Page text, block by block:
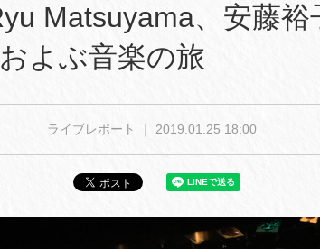
Matsuyama、安藤
よぶ音楽の旅
ライブレポート ｜ 2019.01.25 18:00